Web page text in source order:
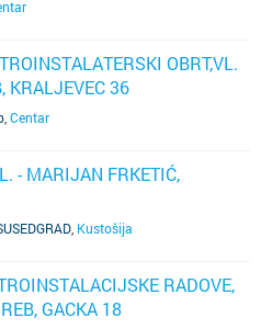
OBRT,VL.
KRALJEVEC 36
Centar
- MARIJAN FRKETIĆ,
Kustošija
RADOVE,
GACKA 18